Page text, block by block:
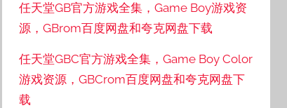
任天堂GB官方游戏全集，Game Boy游戏资
源，GBrom百度网盘和夸克网盘下载
任天堂GBC官方游戏全集，Game Boy Color
游戏资源，GBCrom百度网盘和夸克网盘下
载